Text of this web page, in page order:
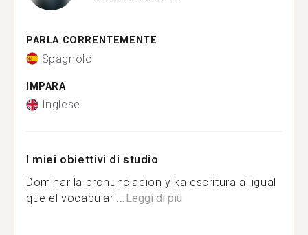
PARLA CORRENTEMENTE
Spagnolo
IMPARA
Inglese
I miei obiettivi di studio
Dominar la pronunciacion y ka escritura al igual
que el vocabulari...Leggi di più